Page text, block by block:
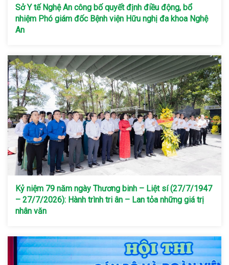
Sở Y tế Nghệ An công bố quyết định điều động, bổ
nhiệm Phó giám đốc Bệnh viện Hữu nghị đa khoa Nghệ
An
Kỷ niệm 79 năm ngày Thương binh – Liệt sí (27/7/1947
– 27/7/2026): Hành trình tri ân – Lan tỏa những giá trị
nhân văn